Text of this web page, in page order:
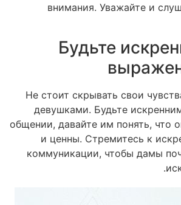
внимания. Уважайте и
2.2 Будьте
Не стоит скрывать свои
девушками. Будьте
общении, давайте им понять, что
и ценны. Стремитесь к
коммуникации, чтобы дамы